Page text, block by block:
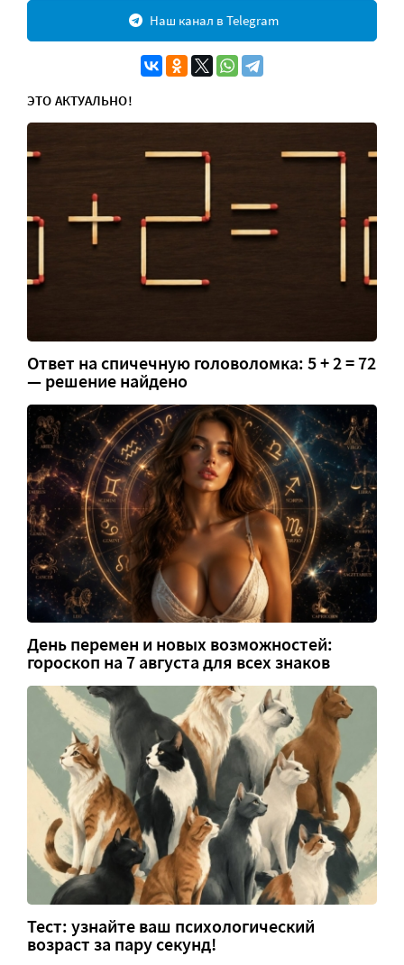
Наш канал в Telegram
ЭТО АКТУАЛЬНО!
Ответ на спичечную головоломка: 5 + 2 = 72
— решение найдено
День перемен и новых возможностей:
гороскоп на 7 августа для всех знаков
Тест: узнайте ваш психологический
возраст за пару секунд!